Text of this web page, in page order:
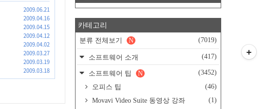
2009.06.21
2009.04.16
2009.04.15
2009.04.12
2009.04.02
2009.03.27
2009.03.19
2009.03.18
카테고리
분류 전체보기 (7019)
N
소프트웨어 소개 (417)
소프트웨어 팁 (3452)
N
오피스 팁
(46)
Movavi Video Suite 동영상 강좌
(1)